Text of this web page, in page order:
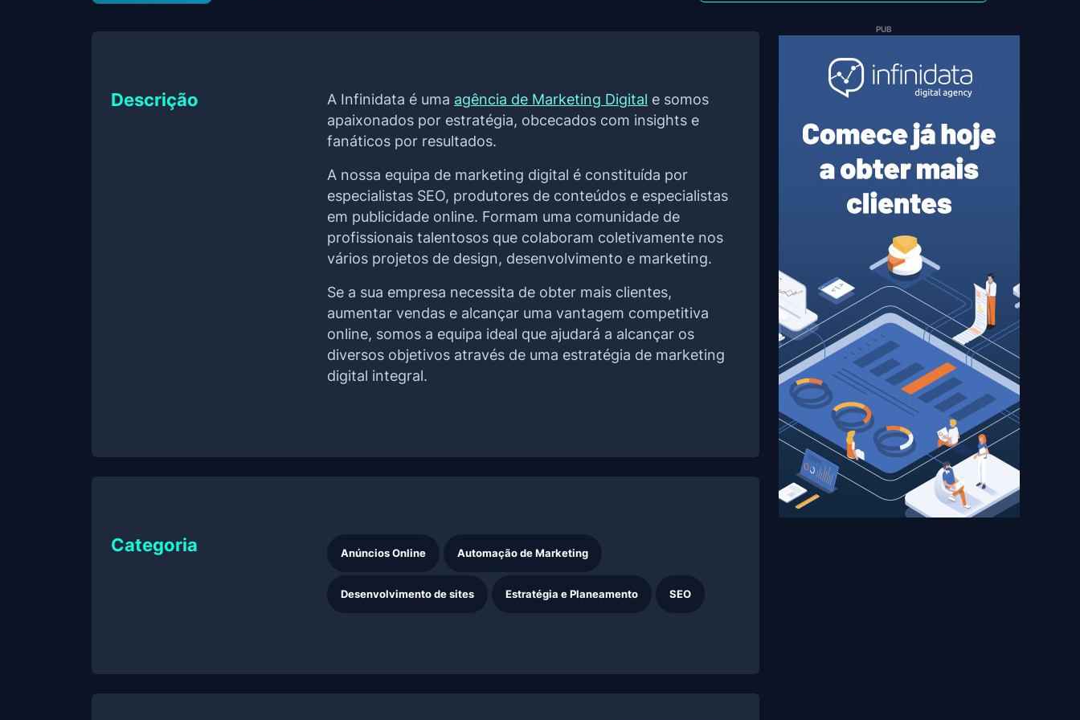
Descrição A Infinidata é uma agência de Marketing Digital e somos
apaixonados por estratégia, obcecados com insights e
fanáticos por resultados.
A nossa equipa de marketing digital é constituída por
especialistas SEO, produtores de conteúdos e especialistas
em publicidade online. Formam uma comunidade de
profissionais talentosos que colaboram coletivamente nos
vários projetos de design, desenvolvimento e marketing.
Se a sua empresa necessita de obter mais clientes,
aumentar vendas e alcançar uma vantagem competitiva
online, somos a equipa ideal que ajudará a alcançar os
diversos objetivos através de uma estratégia de marketing
digital integral.
Categoria Anúncios Online Automação de Marketing
Desenvolvimento de sites Estratégia e Planeamento SEO
PUB